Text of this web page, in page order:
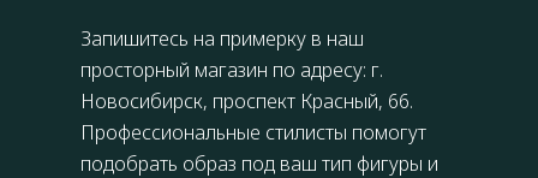
Запишитесь на примерку в наш
просторный магазин по адресу: г.
Новосибирск, проспект Красный, 66.
Профессиональные стилисты помогут
подобрать образ под ваш тип фигуры и